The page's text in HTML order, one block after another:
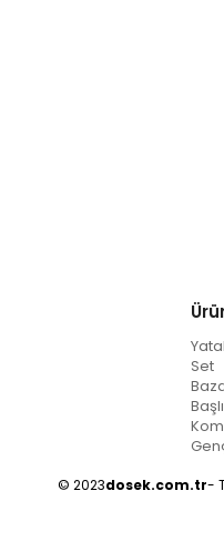
Set
© 2023dosek.com.tr-